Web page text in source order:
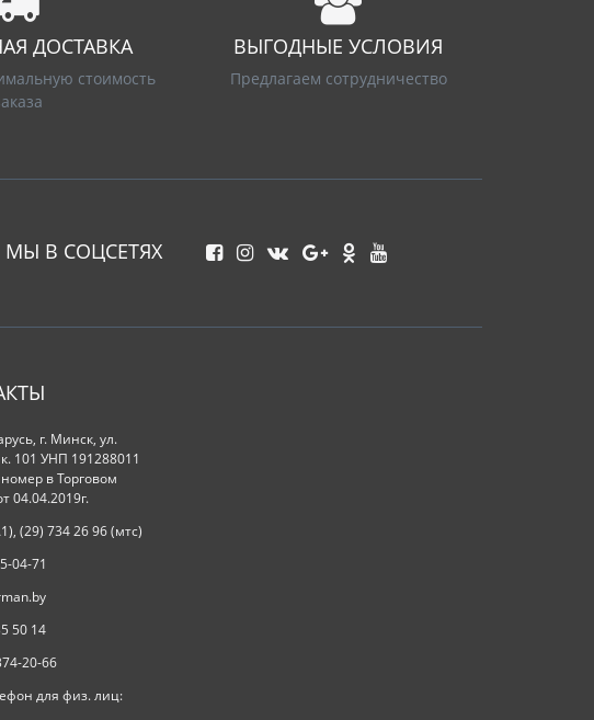
ДОСТАВКА
стоимость
ВЫГОДНЫЕ УСЛОВИЯ
Предлагаем сотрудничество
МЫ В СОЦСЕТЯХ
г. Минск, ул.
101 УНП 191288011
в Торговом
04.04.2019г.
(29) 734 26 96 (мтс)
04-71
50 14
20-66
для физ. лиц: